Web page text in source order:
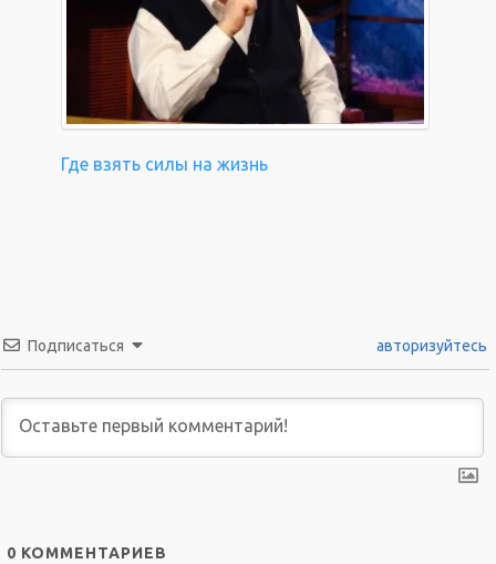
Где взять силы на жизнь
Подписаться авторизуйтесь
0 КОММЕНТАРИЕВ